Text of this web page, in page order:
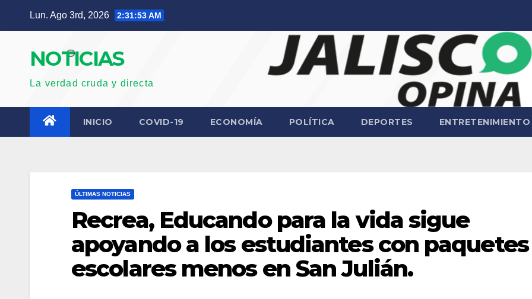
Lun. Ago 3rd, 2026 2:31:54 AM
NOTICIAS
La verdad cruda y directa
INICIO COVID-19 ECONOMÍA POLÍTICA DEPORTES ENTRETENIMIENTO
ÚLTIMAS NOTICIAS
Recrea, Educando para la vida sigue
apoyando a los estudiantes con paquetes
escolares menos en San Julián.